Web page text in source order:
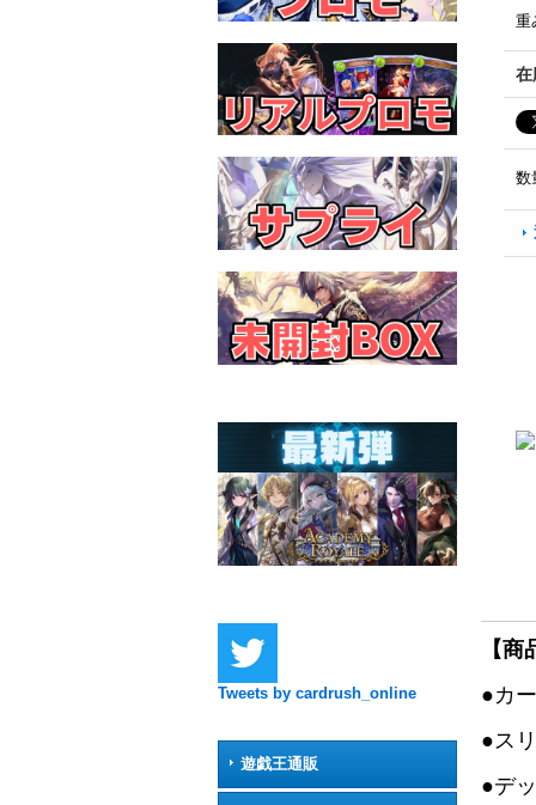
Tweets by cardrush_online
遊戯王通販
重
在
数
【
●カ
●ス
●デ